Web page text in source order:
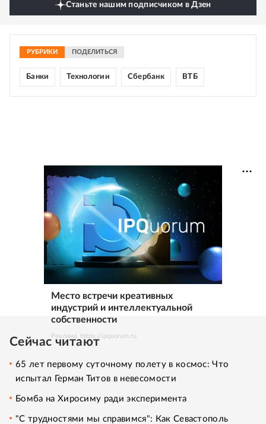
Станьте нашим подписчиком в Дзен
РУБРИКИ ПОДЕЛИТЬСЯ
Банки Технологии Сбербанк ВТБ
Место встречи креативных
индустрий и интеллектуальной
собственности
Реклама. https://ipquorum.ru
Сейчас читают
65 лет первому суточному полету в космос: Что
испытал Герман Титов в невесомости
Бомба на Хиросиму ради эксперимента
"С трудностями мы справимся": Как Севастополь